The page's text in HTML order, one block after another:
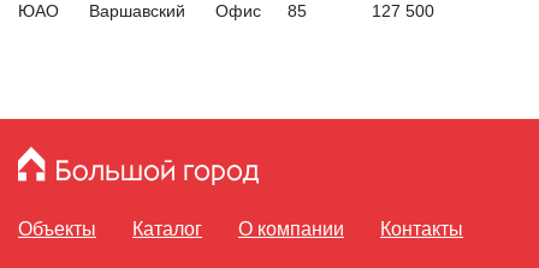
ЮАО Варшавский Офис 85 127 500
Объекты Каталог О компании Контакты